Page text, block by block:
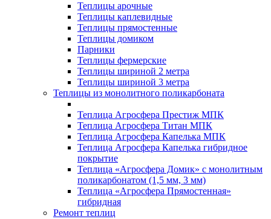
Теплицы арочные
Теплицы каплевидные
Теплицы прямостенные
Теплицы домиком
Парники
Теплицы фермерские
Теплицы шириной 2 метра
Теплицы шириной 3 метра
Теплицы из монолитного поликарбоната
Теплица Агросфера Престиж МПК
Теплица Агросфера Титан МПК
Теплица Агросфера Капелька МПК
Теплица Агросфера Капелька гибридное
покрытие
Теплица «Агросфера Домик» с монолитным
поликарбонатом (1,5 мм, 3 мм)
Теплица «Агросфера Прямостенная»
гибридная
Ремонт теплиц